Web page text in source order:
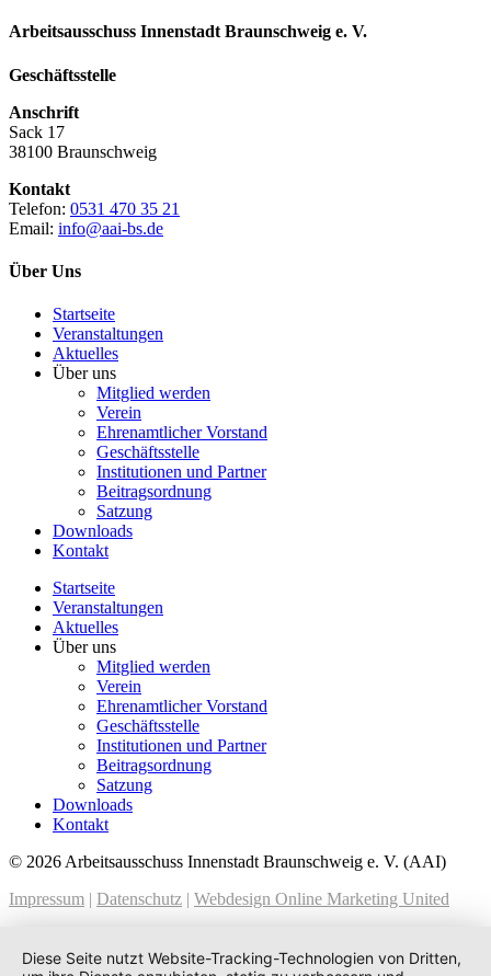
Arbeitsausschuss Innenstadt Braunschweig e. V.
Geschäftsstelle
Anschrift
Sack 17
38100 Braunschweig
Kontakt
Telefon: 0531 470 35 21
Email: info@aai-bs.de
Über Uns
Startseite
Veranstaltungen
Aktuelles
Über uns
Mitglied werden
Verein
Ehrenamtlicher Vorstand
Geschäftsstelle
Institutionen und Partner
Beitragsordnung
Satzung
Downloads
Kontakt
Startseite
Veranstaltungen
Aktuelles
Über uns
Mitglied werden
Verein
Ehrenamtlicher Vorstand
Geschäftsstelle
Institutionen und Partner
Beitragsordnung
Satzung
Downloads
Kontakt
© 2026 Arbeitsausschuss Innenstadt Braunschweig e. V. (AAI)
Impressum | Datenschutz | Webdesign Online Marketing United
Diese Seite nutzt Website-Tracking-Technologien von Dritten,